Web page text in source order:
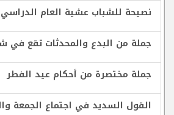
نصيحة للشباب عشية العام الدراسي
جملة من البدع والمحدثات تقع في
جملة مختصرة من أحكام عيد الفطر
القول السديد في اجتماع الجمعة